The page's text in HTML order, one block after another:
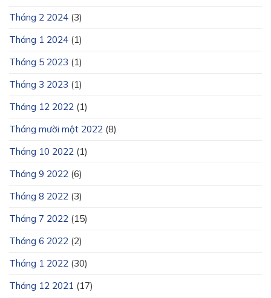
Tháng 2 2024 (3)
Tháng 1 2024 (1)
Tháng 5 2023 (1)
Tháng 3 2023 (1)
Tháng 12 2022 (1)
Tháng mười một 2022 (8)
Tháng 10 2022 (1)
Tháng 9 2022 (6)
Tháng 8 2022 (3)
Tháng 7 2022 (15)
Tháng 6 2022 (2)
Tháng 1 2022 (30)
Tháng 12 2021 (17)